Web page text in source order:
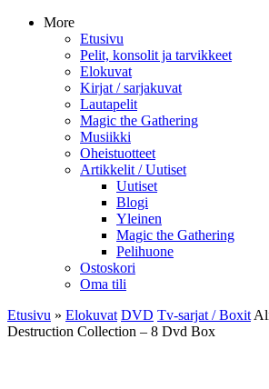
More
Etusivu
Pelit, konsolit ja tarvikkeet
Elokuvat
Kirjat / sarjakuvat
Lautapelit
Magic the Gathering
Musiikki
Oheistuotteet
Artikkelit / Uutiset
Uutiset
Blogi
Yleinen
Magic the Gathering
Pelihuone
Ostoskori
Oma tili
Etusivu » Elokuvat DVD Tv-sarjat / Boxit
Destruction Collection – 8 Dvd Box